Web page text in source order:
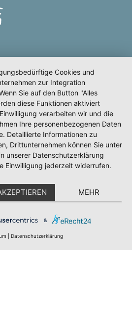
Cookies und
zur Integration
Sie auf den Button "Alles
diese Funktionen aktiviert
verarbeiten wir und die
Ihre personenbezogenen Daten
Detaillierte Informationen zu
Drittunternehmen können Sie unter
unserer Datenschutzerklärung
Einwilligung jederzeit widerrufen.
MEHR
&
Datenschutzerklärung